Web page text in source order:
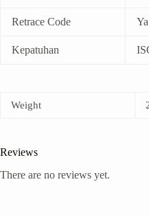
Retrace Code Ya
Kepatuhan
Weight
Reviews
There are no reviews yet.